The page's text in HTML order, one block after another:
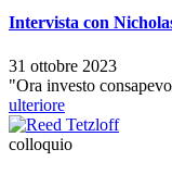
Intervista con
31 ottobre 2023
"Ora investo
ulteriore
colloquio